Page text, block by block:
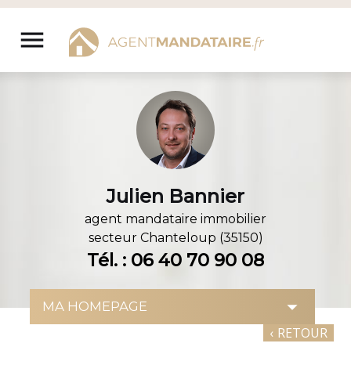
Aller
contenu
menu
Julien Bannier
agent mandataire immobilier
secteur Chanteloup (35150)
Tél. : 06 40 70 90 08
‹ RETOUR